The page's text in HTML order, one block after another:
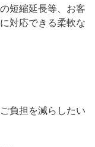
短縮延長等、お客
対応できる柔軟な
負担を減らしたい